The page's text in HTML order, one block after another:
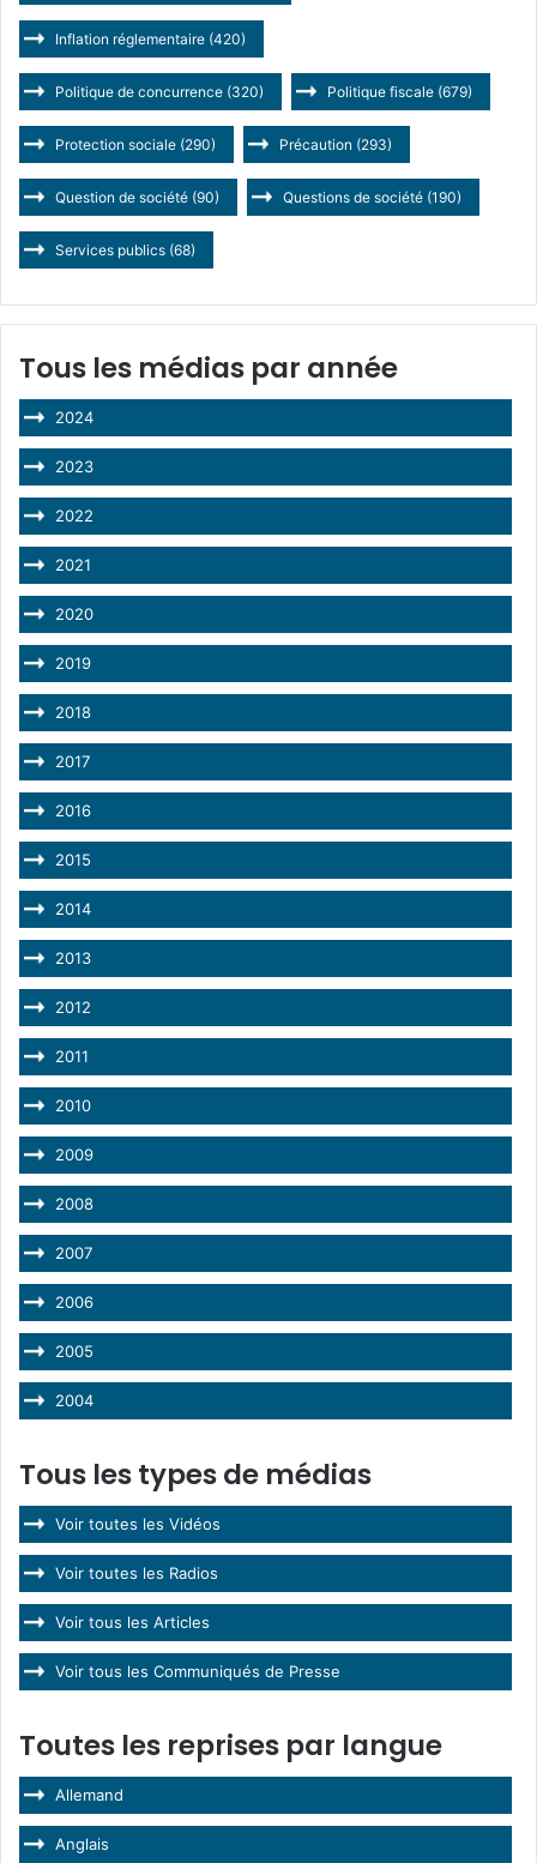
Inflation réglementaire (420)
Politique de concurrence (320) Politique fiscale (679)
Protection sociale (290) Précaution (293)
Question de société (90) Questions de société (190)
Services publics (68)
Tous les médias par année
2024
2023
2022
2021
2020
2019
2018
2017
2016
2015
2014
2013
2012
2011
2010
2009
2008
2007
2006
2005
2004
Tous les types de médias
Voir toutes les Vidéos
Voir toutes les Radios
Voir tous les Articles
Voir tous les Communiqués de Presse
Toutes les reprises par langue
Allemand
Anglais